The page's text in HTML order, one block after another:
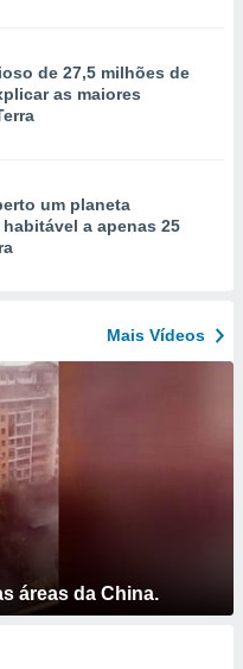
de 27,5 milhões de
as maiores
um planeta
a apenas 25
Mais Vídeos
áreas da China.